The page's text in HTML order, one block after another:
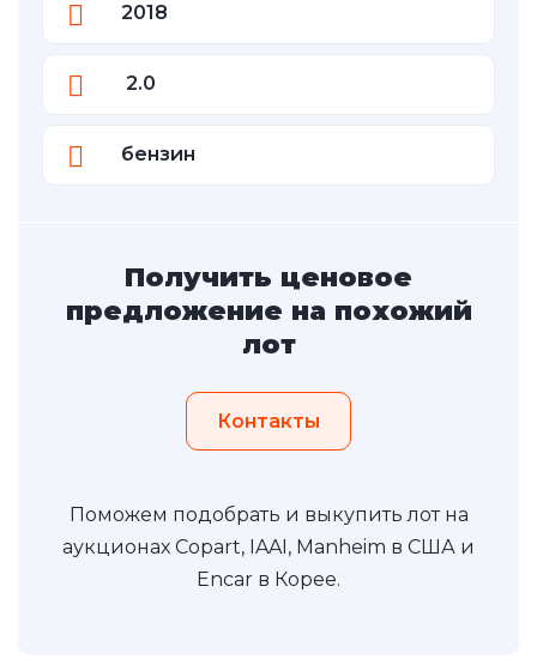
2018
2.0
бензин
Получить ценовое
предложение на похожий
лот
Контакты
Поможем подобрать и выкупить лот на
аукционах Copart, IAAI, Manheim в США и
Encar в Корее.